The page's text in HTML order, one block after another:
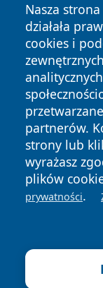
Nasza
działała
cookies i
partnerów.
strony lub
wyrażasz
plików
prywatności.
Copyright © 2026
zastrzeżone.
News Autorzy